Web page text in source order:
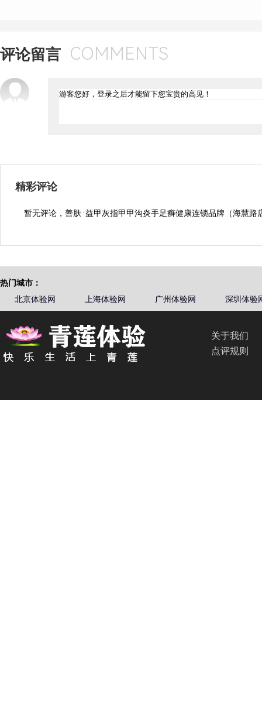
评论留言 COMMENTS
精彩评论
暂无评论，善肤·益甲灰指甲甲沟炎手足癣健康连锁品牌（海慧路
热门城市：
北京体验网
上海体验网 广州体验网 深圳体验
关于我们
点评规则